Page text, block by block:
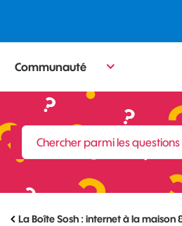
Communauté
La Boîte Sosh : internet à la maison